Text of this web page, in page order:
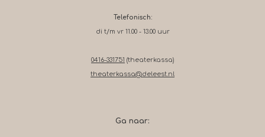
Telefonisch:
di t/m vr 11.00 - 13.00 uur
0416-331751 (theaterkassa)
theaterkassa@deleest.nl
Ga naar: